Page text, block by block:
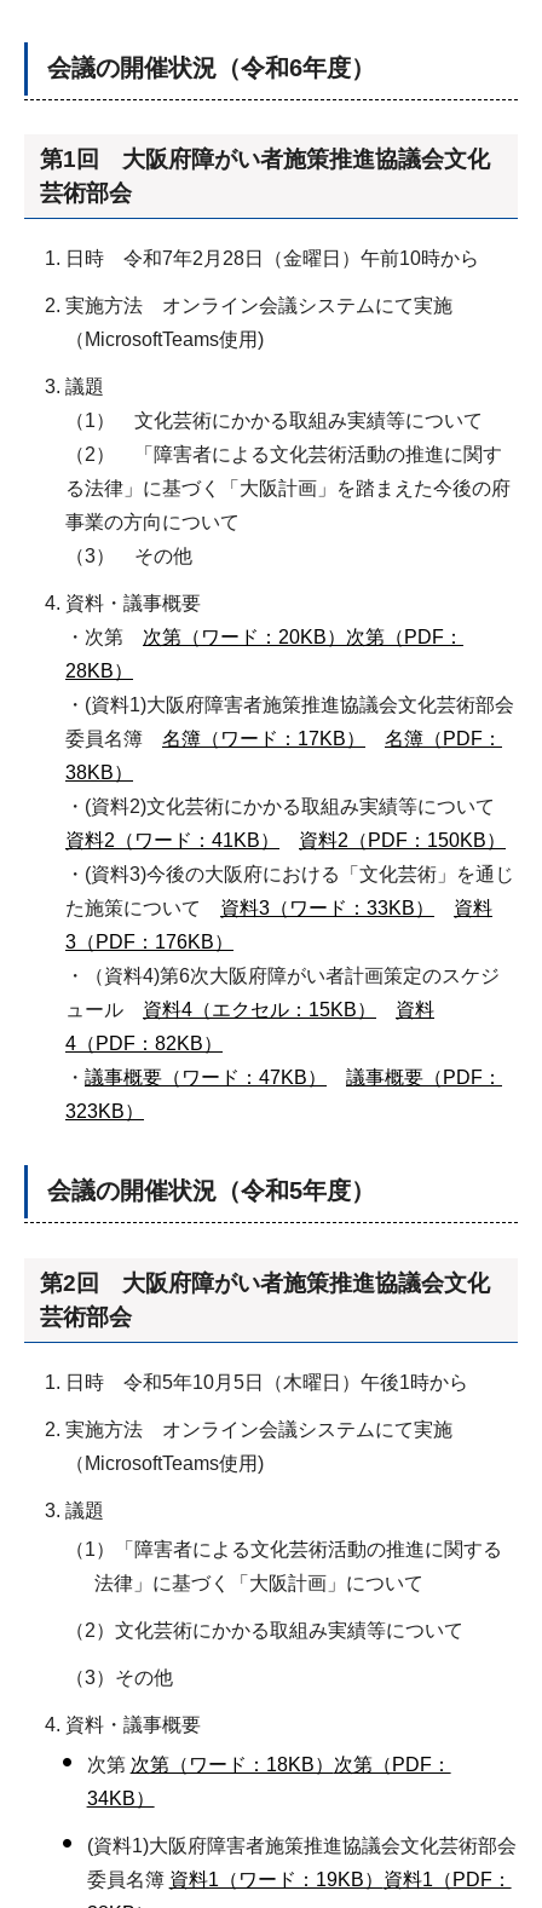
会議の開催状況（令和6年度）
第1回 大阪府障がい者施策推進協議会文化
芸術部会
日時 令和7年2月28日（金曜日）午前10時から
実施方法 オンライン会議システムにて実施
（MicrosoftTeams使用)
議題
（1） 文化芸術にかかる取組み実績等について
（2） 「障害者による文化芸術活動の推進に関す
る法律」に基づく「大阪計画」を踏まえた今後の府
事業の方向について
（3） その他
資料・議事概要
・次第 次第（ワード：20KB） 次第（PDF：
28KB）
・(資料1)大阪府障害者施策推進協議会文化芸術部会
委員名簿 名簿（ワード：17KB）
名簿（PDF：
38KB）
・(資料2)文化芸術にかかる取組み実績等について
資料2（ワード：41KB）
資料2（PDF：150KB）
・(資料3)今後の大阪府における「文化芸術」を通じ
た施策について 資料3（ワード：33KB）
資料
3（PDF：176KB）
・（資料4)第6次大阪府障がい者計画策定のスケジ
ュール 資料4（エクセル：15KB）
資料
4（PDF：82KB）
・ 議事概要（ワード：47KB）
議事概要（PDF：
323KB）
会議の開催状況（令和5年度）
第2回 大阪府障がい者施策推進協議会文化
芸術部会
日時 令和5年10月5日（木曜日）午後1時から
実施方法 オンライン会議システムにて実施
（MicrosoftTeams使用)
議題
（1）「障害者による文化芸術活動の推進に関する
法律」に基づく「大阪計画」について
（2）文化芸術にかかる取組み実績等について
（3）その他
資料・議事概要
次第 次第（ワード：18KB） 次第（PDF：
34KB）
(資料1)大阪府障害者施策推進協議会文化芸術部会
委員名簿 資料1（ワード：19KB） 資料1（PDF：